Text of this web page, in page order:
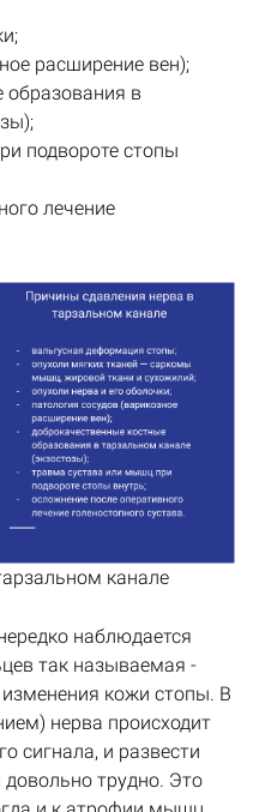
расширение вен);
образования в
подвороте стопы
лечение
канале
наблюдается
так называемая -
кожи стопы. В
нерва происходит
сигнала, и развести
довольно трудно. Это